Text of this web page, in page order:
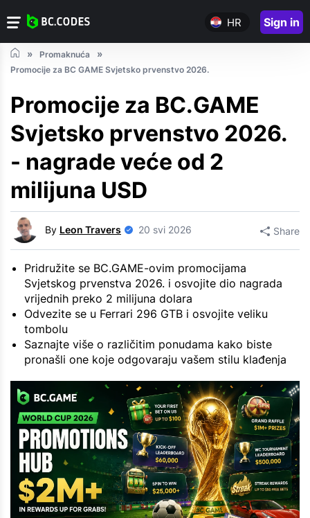
HR Sign in
Promaknuća
Promocije za BC GAME Svjetsko prvenstvo 2026.
Promocije za BC.GAME
Svjetsko prvenstvo 2026.
- nagrade veće od 2
milijuna USD
By Leon Travers 20 svi 2026 Share
Pridružite se BC.GAME-ovim promocijama
Svjetskog prvenstva 2026. i osvojite dio nagrada
vrijednih preko 2 milijuna dolara
Odvezite se u Ferrari 296 GTB i osvojite veliku
tombolu
Saznajte više o različitim ponudama kako biste
pronašli one koje odgovaraju vašem stilu klađenja